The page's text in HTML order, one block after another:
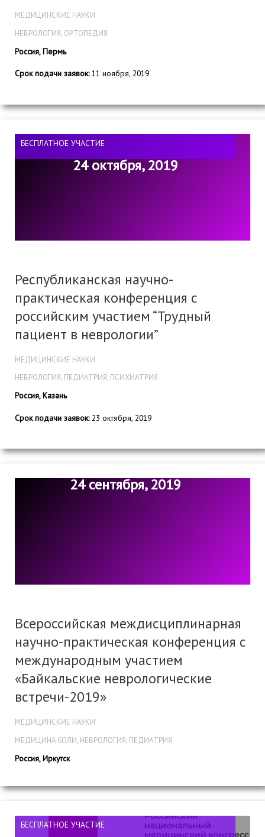
МЕДИЦИНСКИЕ НАУКИ
НЕВРОЛОГИЯ, ОРТОПЕДИЯ
Россия, Пермь
Срок подачи заявок:11 ноября, 2019
БЕСПЛАТНОЕ УЧАСТИЕ
24 октября, 2019
Республиканская научно-
практическая конференция с
российским участием “Трудный
пациент в неврологии”
МЕДИЦИНСКИЕ НАУКИ
НЕВРОЛОГИЯ, ПЕДИАТРИЯ, ПСИХИАТРИЯ
Россия, Казань
Срок подачи заявок:23 октября, 2019
24 сентября, 2019
Всероссийская междисциплинарная
научно-практическая конференция с
международным участием
«Байкальские неврологические
встречи-2019»
МЕДИЦИНСКИЕ НАУКИ
МЕДИЦИНА БОЛИ, НЕВРОЛОГИЯ, ПЕДИАТРИЯ
Россия, Иркутск
БЕСПЛАТНОЕ УЧАСТИЕ